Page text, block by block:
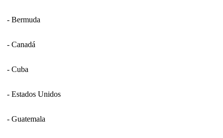
- Bermuda
- Canadá
- Cuba
- Estados Unidos
- Guatemala